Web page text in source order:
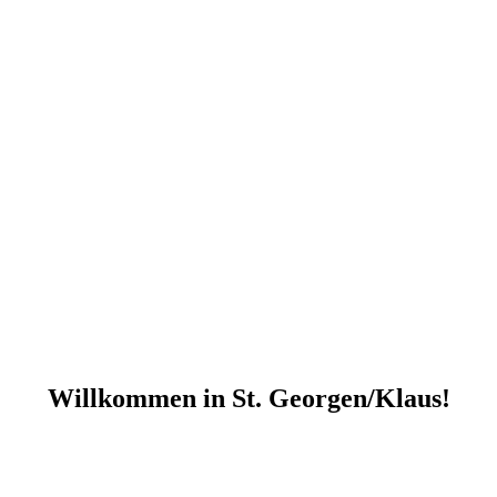
Willkommen in St. Georgen/Klaus!